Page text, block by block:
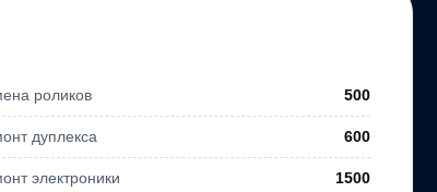
роликов 500
дуплекса 600
электроники 1500